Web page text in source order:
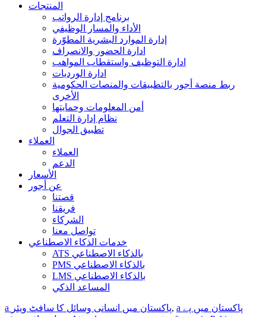
المنتجات
برنامج إدارة الرواتب
الأداء والمسار الوظيفي
إدارة الموارد البشرية المطوّرة
ادارة الحضور والانصراف
ادارة التوظيف واستقطاب المواهب
ادارة الورديات
ربط منصة أجور بالتطبيقات والمنصات الحكومية
الأخرى
أمن المعلومات وحمايتها
نظام إدارة التعلم
تطبيق الجوال
العملاء
العملاء
الدعم
الأسعار
عن أجور
قصتنا
فريقنا
الشركاء
تواصل معنا
خدمات الذكاء الاصطناعي
ATS بالذكاء الاصطناعي
PMS بالذكاء الاصطناعي
LMS بالذكاء الاصطناعي
المساعد الذكي
a پاکستان میں انسانی وسائل کا سافٹ ویئر, a پاکستان میں پے